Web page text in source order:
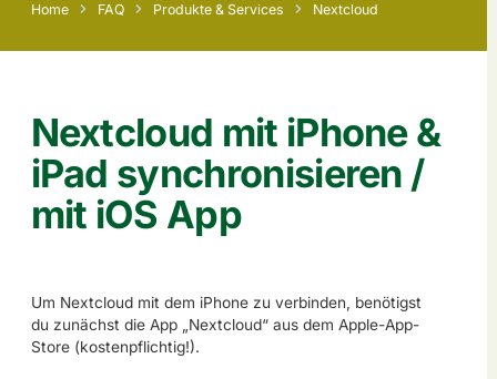
Home FAQ Produkte & Services Nextcloud
Nextcloud mit iPhone &
iPad synchronisieren /
mit iOS App
Um Nextcloud mit dem iPhone zu verbinden, benötigst
du zunächst die App „Nextcloud“ aus dem Apple-App-
Store (kostenpflichtig!).